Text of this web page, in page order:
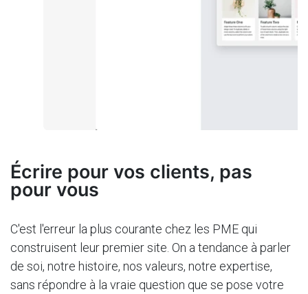
Écrire pour vos clients, pas
pour vous
C'est l'erreur la plus courante chez les PME qui
construisent leur premier site. On a tendance à parler
de soi, notre histoire, nos valeurs, notre expertise,
sans répondre à la vraie question que se pose votre